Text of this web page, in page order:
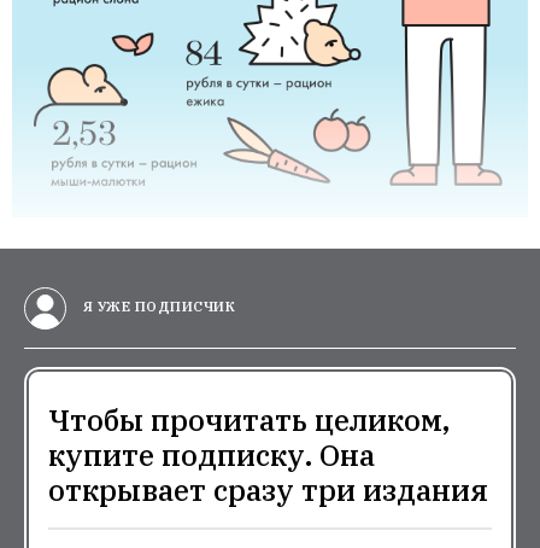
Я УЖЕ ПОДПИСЧИК
Чтобы прочитать целиком,
купите подписку. Она
открывает сразу три издания